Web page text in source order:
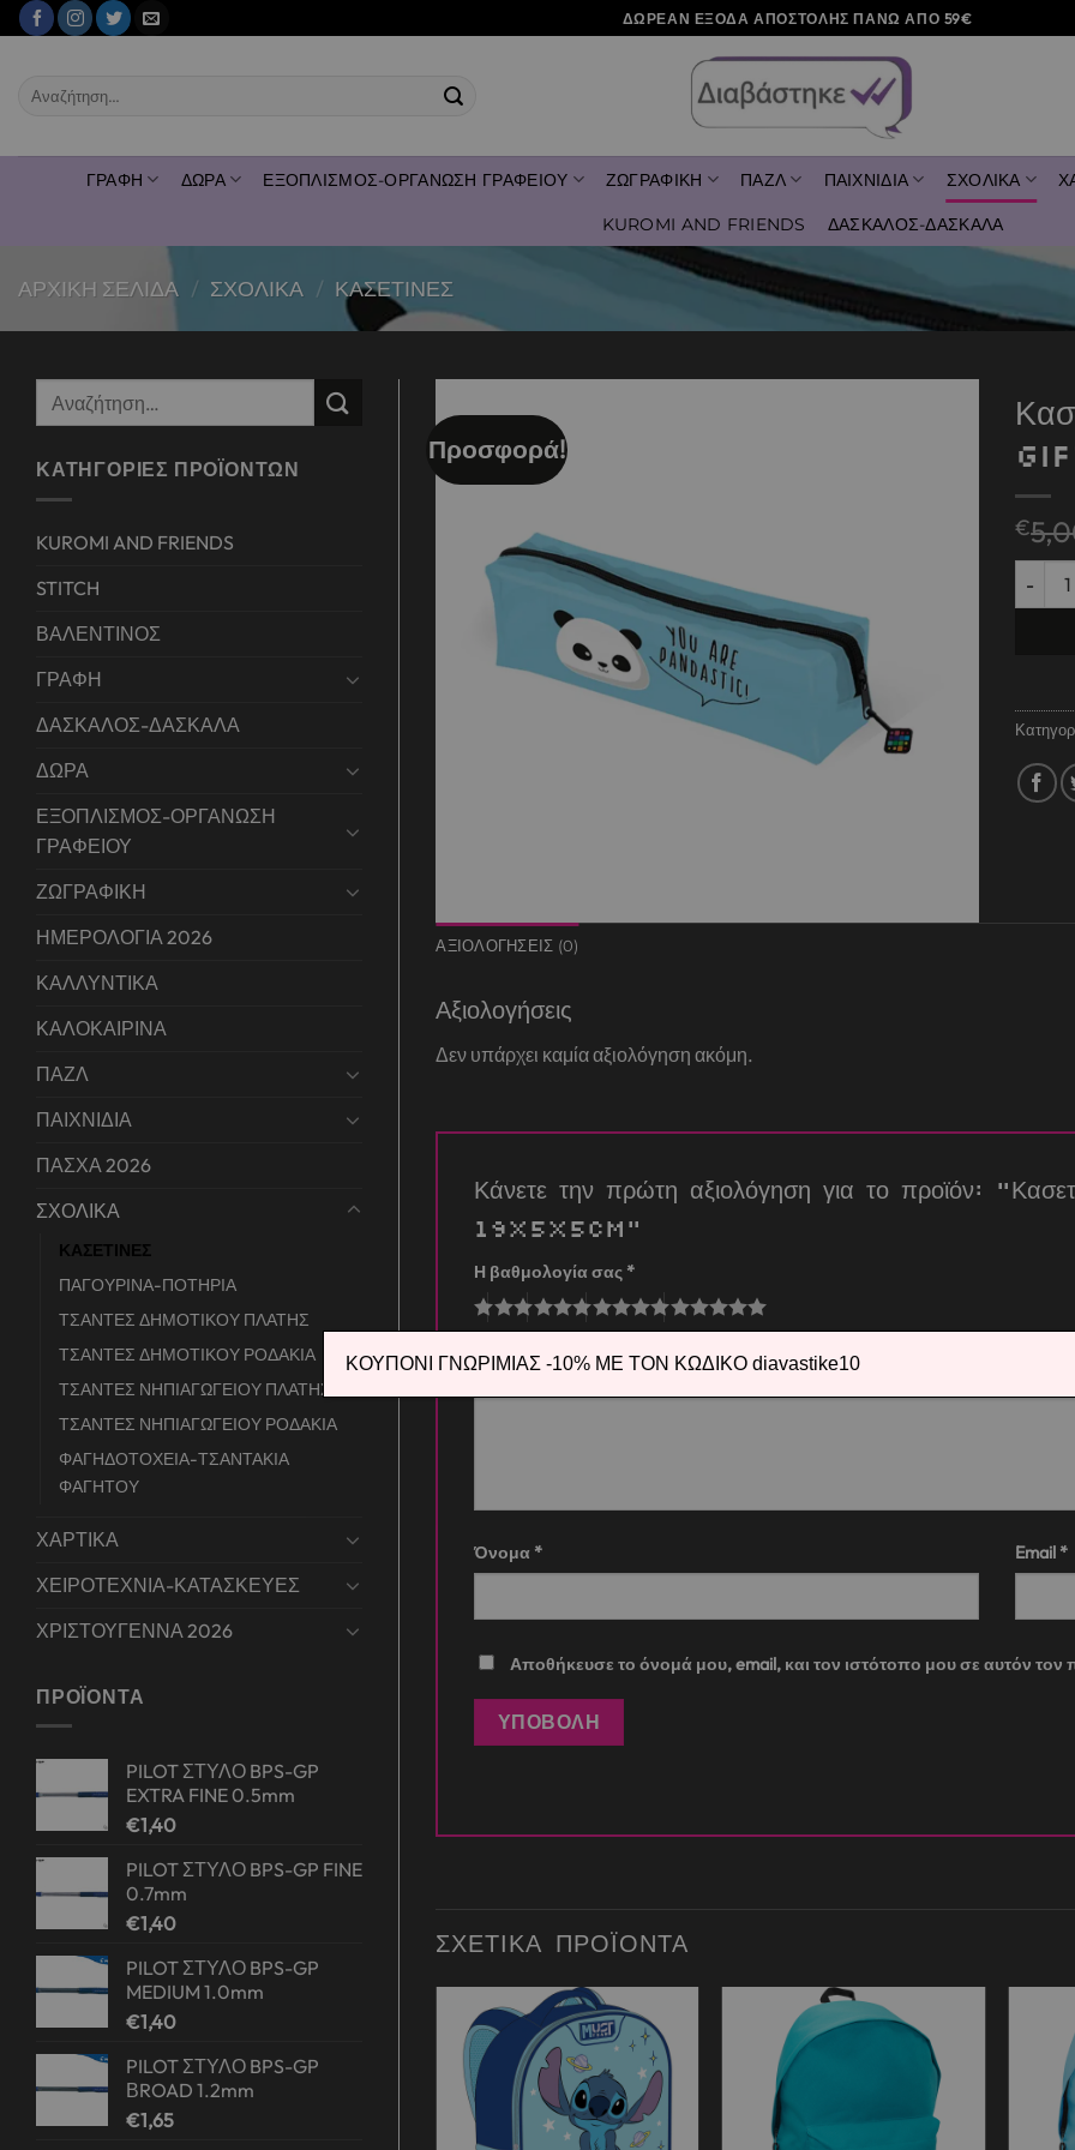
Μετάβαση
στο
ΔΩΡΕΑΝ ΕΞΟΔΑ ΑΠΟΣΤΟΛΗΣ ΠΑΝΩ ΑΠΟ 59€
Αναζήτηση
ΓΡΑΦΗ ΔΩΡΑ ΕΞΟΠΛΙΣΜΟΣ-ΟΡΓΑΝΩΣΗ ΓΡΑΦΕΙΟΥ ΖΩΓΡΑΦΙΚΗ ΠΑΖΛ ΠΑΙΧΝΙΔΙΑ ΣΧΟΛΙΚΑ
KUROMI AND FRIENDS ΔΑΣΚΑΛΟΣ-ΔΑΣΚΑΛΑ
ΑΡΧΙΚΉ ΣΕΛΊΔΑ / ΣΧΟΛΙΚΑ / ΚΑΣΕΤΙΝΕΣ
Αναζήτηση
ΚΑΤΗΓΟΡΊΕΣ ΠΡΟΪΌΝΤΩΝ
KUROMI AND FRIENDS
STITCH
ΒΑΛΕΝΤΙΝΟΣ
ΓΡΑΦΗ
ΔΑΣΚΑΛΟΣ-ΔΑΣΚΑΛΑ
ΔΩΡΑ
ΕΞΟΠΛΙΣΜΟΣ-ΟΡΓΑΝΩΣΗ
ΓΡΑΦΕΙΟΥ
ΖΩΓΡΑΦΙΚΗ
ΗΜΕΡΟΛΟΓΙΑ 2026
ΚΑΛΛΥΝΤΙΚΑ
ΚΑΛΟΚΑΙΡΙΝΑ
ΠΑΖΛ
ΠΑΙΧΝΙΔΙΑ
ΠΑΣΧΑ 2026
ΣΧΟΛΙΚΑ
ΚΑΣΕΤΙΝΕΣ
ΠΑΓΟΥΡΙΝΑ-ΠΟΤΗΡΙΑ
ΤΣΑΝΤΕΣ ΔΗΜΟΤΙΚΟΥ ΠΛΑΤΗΣ
ΤΣΑΝΤΕΣ ΔΗΜΟΤΙΚΟΥ ΡΟΔΑΚΙΑ
ΤΣΑΝΤΕΣ ΝΗΠΙΑΓΩΓΕΙΟΥ ΠΛΑΤΗΣ
ΤΣΑΝΤΕΣ ΝΗΠΙΑΓΩΓΕΙΟΥ ΡΟΔΑΚΙΑ
ΦΑΓΗΔΟΤΟΧΕΙΑ-ΤΣΑΝΤΑΚΙΑ
ΦΑΓΗΤΟΥ
ΧΑΡΤΙΚΑ
ΧΕΙΡΟΤΕΧΝΙΑ-ΚΑΤΑΣΚΕΥΕΣ
ΧΡΙΣΤΟΥΓΕΝΝΑ 2026
ΠΡΟΪΌΝΤΑ
PILOT ΣΤΥΛΟ BPS-GP
EXTRA FINE 0.5mm
€1,40
PILOT ΣΤΥΛΟ BPS-GP FINE
0.7mm
€1,40
PILOT ΣΤΥΛΟ BPS-GP
MEDIUM 1.0mm
€1,40
PILOT ΣΤΥΛΟ BPS-GP
ΒROAD 1.2mm
€1,65
Προσφορά!
€
ΑΞΙΟΛΟΓΉΣΕΙΣ (0)
Αξιολογήσεις
Δεν υπάρχει καμία αξιολόγηση ακόμη.
Κάνετε την πρώτη αξιολόγηση για το
19x5x5cm”
Η βαθμολογία σας *
Όνομα * Email *
Αποθήκευσε το όνομά μου, email, και τον ιστότοπο μου σε αυτόν
ΣΧΕΤΙΚΆ ΠΡΟΪΌΝΤΑ
Add to
wishlist
Add to
wishlist
Add to
wishlist
ΚΟΥΠΟΝΙ ΓΝΩΡΙΜΙΑΣ -10% ΜΕ ΤΟΝ ΚΩΔΙΚΟ diavastike10